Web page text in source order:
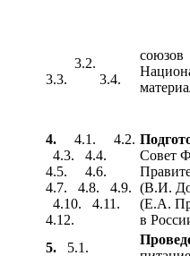
3.2.
3.3. 3.4.
союзов
4. 4.1. 4.2.
4.3. 4.4.
4.5. 4.6.
4.7. 4.8. 4.9.
4.10. 4.11.
4.12.
Совет
(В.И.
(Е.А.
в
5. 5.1.